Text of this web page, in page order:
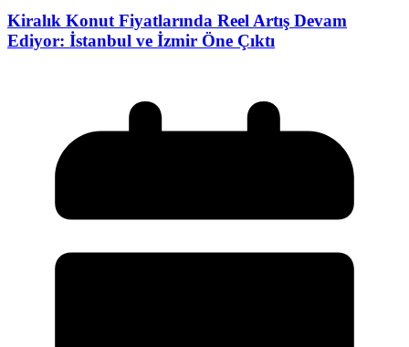
Kiralık Konut Fiyatlarında Reel Artış Devam
Ediyor: İstanbul ve İzmir Öne Çıktı